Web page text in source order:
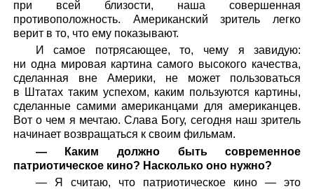
при всей близости, наша совершенная
противоположность. Американский зритель легко
верит в то, что ему показывают.
И самое потрясающее, то, чему я завидую:
ни одна мировая картина самого высокого качества,
сделанная вне Америки, не может пользоваться
в Штатах таким успехом, каким пользуются картины,
сделанные самими американцами для американцев.
Вот о чем я мечтаю. Слава Богу, сегодня наш зритель
начинает возвращаться к своим фильмам.
— Каким должно быть современное
патриотическое кино? Насколько оно нужно?
— Я считаю, что патриотическое кино — это